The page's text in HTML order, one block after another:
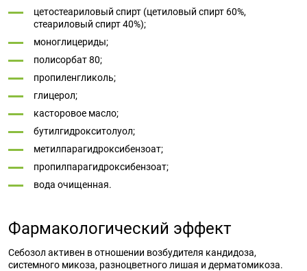
цетостеариловый спирт (цетиловый спирт 60%,
стеариловый спирт 40%);
моноглицериды;
полисорбат 80;
пропиленгликоль;
глицерол;
касторовое масло;
бутилгидрокситолуол;
метилпарагидроксибензоат;
пропилпарагидроксибензоат;
вода очищенная.
Фармакологический эффект
Себозол активен в отношении возбудителя кандидоза,
системного микоза, разноцветного лишая и дерматомикоза.